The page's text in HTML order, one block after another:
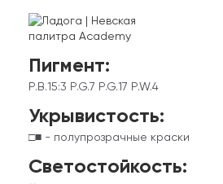
Пигмент:
P.B.15:3 P.G.7 P.G.17 P.W.4
Укрывистость:
□■ - полупрозрачные краски
Светостойкость: